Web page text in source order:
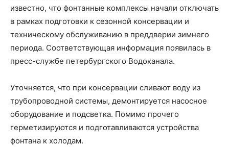
известно, что фонтанные комплексы начали отключать
в рамках подготовки к сезонной консервации и
техническому обслуживанию в преддверии зимнего
периода. Соответствующая информация появилась в
пресс-службе петербургского Водоканала.
Уточняется, что при консервации сливают воду из
трубопроводной системы, демонтируется насосное
оборудование и подсветка. Помимо прочего
герметизируются и подготавливаются устройства
фонтана к холодам.